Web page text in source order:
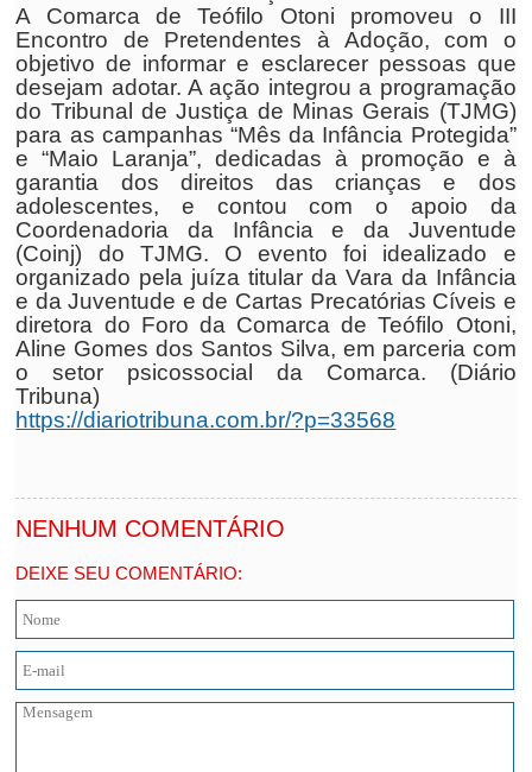
A Comarca de Teófilo Otoni promoveu o III
Encontro de Pretendentes à Adoção, com o
objetivo de informar e esclarecer pessoas que
desejam adotar. A ação integrou a programação
do Tribunal de Justiça de Minas Gerais (TJMG)
para as campanhas “Mês da Infância Protegida”
e “Maio Laranja”, dedicadas à promoção e à
garantia dos direitos das crianças e dos
adolescentes, e contou com o apoio da
Coordenadoria da Infância e da Juventude
(Coinj) do TJMG. O evento foi idealizado e
organizado pela juíza titular da Vara da Infância
e da Juventude e de Cartas Precatórias Cíveis e
diretora do Foro da Comarca de Teófilo Otoni,
Aline Gomes dos Santos Silva, em parceria com
o setor psicossocial da Comarca. (Diário
Tribuna)
https://diariotribuna.com.br/?p=33568
NENHUM COMENTÁRIO
DEIXE SEU COMENTÁRIO: